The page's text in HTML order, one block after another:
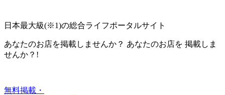
日本最大級(※1)の総合ライフポータルサイト
あなたのお店を掲載しませんか？ あなたのお店を 掲載しま
せんか？!
無料掲載・